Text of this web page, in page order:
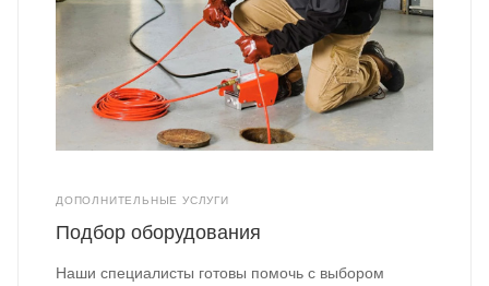
ДОПОЛНИТЕЛЬНЫЕ УСЛУГИ
Подбор оборудования
Наши специалисты готовы помочь с выбором